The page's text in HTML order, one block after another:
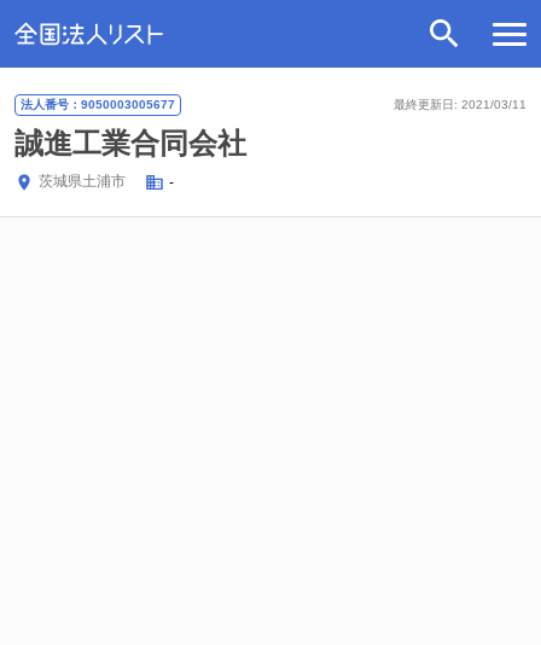
最終更新日: 2021/03/11
法人番号：9050003005677
誠進工業合同会社
茨城県土浦市 -